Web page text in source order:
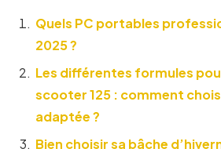
Quels PC portables
2025 ?
Les différentes formules
scooter 125 : comment
adaptée ?
Bien choisir sa bâche